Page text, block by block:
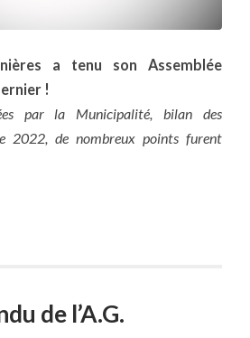
a tenu son Assemblée
!
par la Municipalité, bilan des
2022, de nombreux points furent
de l’A.G.